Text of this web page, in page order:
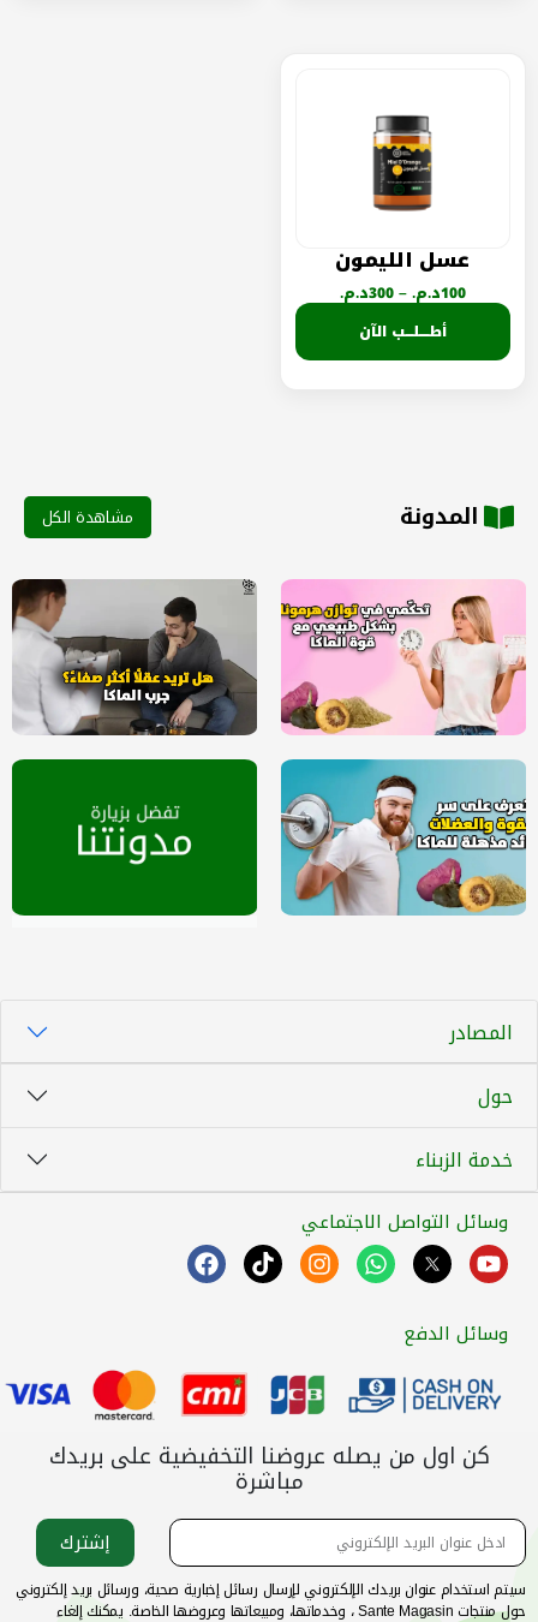
عسل الليمون
100د.م.–
300د.م.
أطــــلـــب الآن
المدونة مشاهدة الكل
المصادر
حول
خدمة الزبناء
وسائل التواصل الاجتماعي
وسائل الدفع
كن اول من يصله عروضنا التخفيضية على بريدك
مباشرة
إشترك
سيتم استخدام عنوان بريدك الإلكتروني لإرسال رسائل إخبارية صحية، ورسائل بريد إلكتروني
حول منتجات Sante Magasin ، وخدماتها، ومبيعاتها وعروضها الخاصة. يمكنك إلغاء